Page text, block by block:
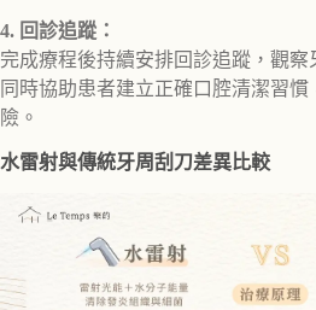
4. 回診追蹤：
完成療程後持續安排回診追蹤，觀察
同時協助患者建立正確口腔清潔習
險。
水雷射與傳統牙周刮刀差異比較